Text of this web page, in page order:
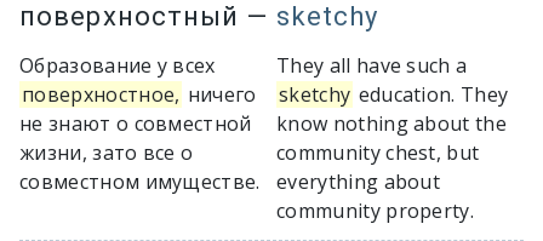
поверхностный — sketchy
Образование у всех
поверхностное, ничего
не знают о совместной
жизни, зато все о
совместном имуществе.
They all have such a
sketchy education. They
know nothing about the
community chest, but
everything about
community property.